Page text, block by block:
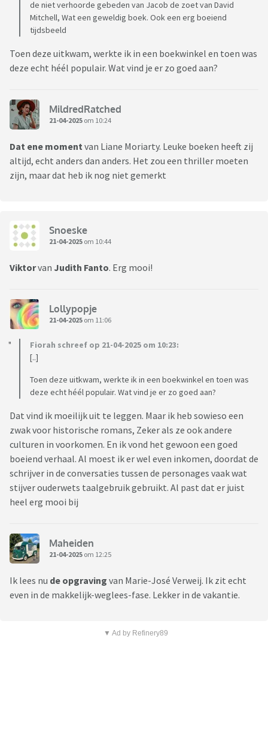
de niet verhoorde gebeden van Jacob de zoet van David
Mitchell, Wat een geweldig boek. Ook een erg boeiend
tijdsbeeld
Toen deze uitkwam, werkte ik in een boekwinkel en toen was
deze echt héél populair. Wat vind je er zo goed aan?
MildredRatched
21-04-2025 om 10:24
Dat ene moment van Liane Moriarty. Leuke boeken heeft zij
altijd, echt anders dan anders. Het zou een thriller moeten
zijn, maar dat heb ik nog niet gemerkt
Snoeske
21-04-2025 om 10:44
Viktorvan Judith Fanto. Erg mooi!
Lollypopje
21-04-2025 om 11:06
Fiorah schreef op 21-04-2025 om 10:23:
[..]
Toen deze uitkwam, werkte ik in een boekwinkel en toen was
deze echt héél populair. Wat vind je er zo goed aan?
Dat vind ik moeilijk uit te leggen. Maar ik heb sowieso een
zwak voor historische romans, Zeker als ze ook andere
culturen in voorkomen. En ik vond het gewoon een goed
boeiend verhaal. Al moest ik er wel even inkomen, doordat de
schrijver in de conversaties tussen de personages vaak wat
stijver ouderwets taalgebruik gebruikt. Al past dat er juist
heel erg mooi bij
Maheiden
21-04-2025 om 12:25
Ik lees nu de opgraving van Marie-José Verweij. Ik zit echt
even in de makkelijk-weglees-fase. Lekker in de vakantie.
▼ Ad by Refinery89